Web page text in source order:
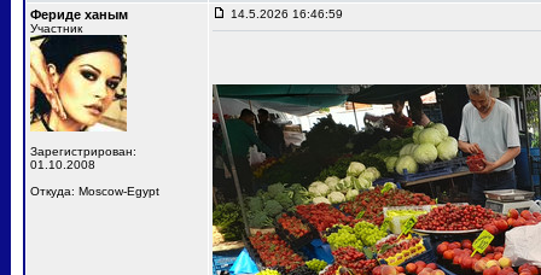
Фериде ханым
Участник
Зарегистрирован:
01.10.2008
Откуда: Moscow-Egypt
14.5.2026 16:46:59